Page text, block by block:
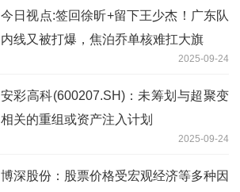
今日视点:签回徐昕+留下王少杰！广东队
内线又被打爆，焦泊乔单核难扛大旗
2025-09-24
安彩高科(600207.SH)：未筹划与超聚变
相关的重组或资产注入计划
2025-09-24
博深股份：股票价格受宏观经济等多种因